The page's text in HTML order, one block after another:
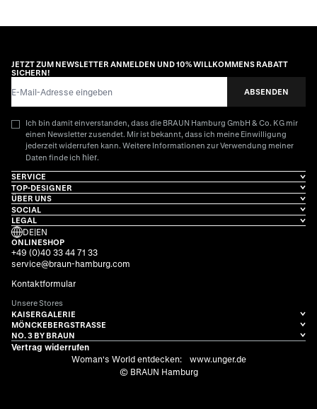
JETZT ZUM NEWSLETTER ANMELDEN UND 10% WILLKOMMENS RABATT
SICHERN!
ABSENDEN
Ich bin damit einverstanden, dass die BRAUN Hamburg GmbH & Co. KG mir
einen Newsletter zusendet. Mir ist bekannt, dass ich meine Einwilligung
jederzeit widerrufen kann. Weitere Informationen zur Verwendung meiner
Daten finde ich hier.
SERVICE
TOP-DESIGNER
ÜBER UNS
SOCIAL
LEGAL
DE|EN
ONLINESHOP
+49 (0)40 33 44 71 33
service@braun-hamburg.com
Kontaktformular
Unsere Stores
KAISERGALERIE
MÖNCKEBERGSTRASSE
NO. 3 BY BRAUN
Vertrag widerrufen
Woman's World entdecken:
www.unger.de
© BRAUN Hamburg